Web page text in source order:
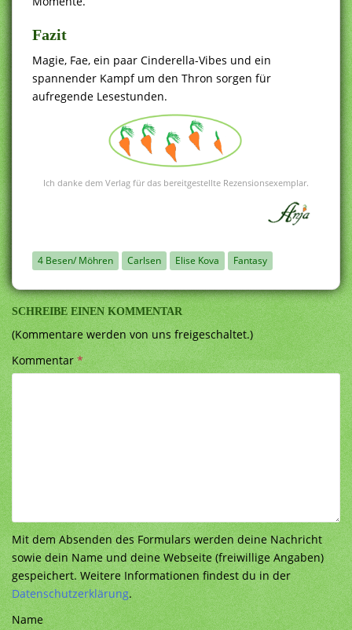
Fazit
Magie, Fae, ein paar Cinderella-Vibes und ein
spannender Kampf um den Thron sorgen für
aufregende Lesestunden.
Ich danke dem Verlag für das bereitgestellte Rezensionsexemplar.
4 Besen/ Möhren Carlsen Elise Kova Fantasy
SCHREIBE EINEN KOMMENTAR
(Kommentare werden von uns freigeschaltet.)
Kommentar*
Mit dem Absenden des Formulars werden deine Nachricht
sowie dein Name und deine Webseite (freiwillige Angaben)
gespeichert. Weitere Informationen findest du in der
Datenschutzerklärung.
Name